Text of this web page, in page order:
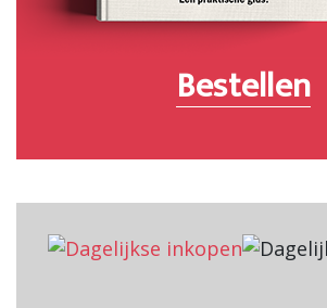
Bestellen